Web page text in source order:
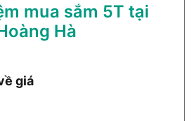
mua sắm 5T tại
Hà
giá